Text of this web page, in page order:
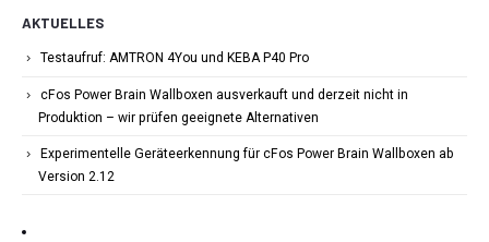
AKTUELLES
Testaufruf: AMTRON 4You und KEBA P40 Pro
cFos Power Brain Wallboxen ausverkauft und derzeit nicht in
Produktion – wir prüfen geeignete Alternativen
Experimentelle Geräteerkennung für cFos Power Brain Wallboxen ab
Version 2.12